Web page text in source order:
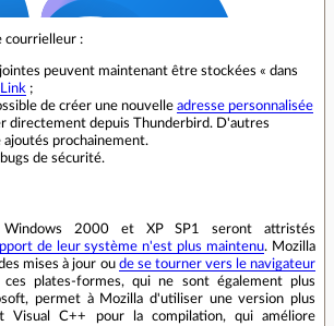
courrielleur :
jointes peuvent maintenant être stockées « dans
;
de créer une nouvelle adresse personnalisée
directement depuis Thunderbird. D'autres
prochainement.
de sécurité.
Windows 2000 et XP SP1 seront attristés
de leur système n'est plus maintenu. Mozilla
mises à jour ou de se tourner vers le navigateur
ces plates-formes, qui ne sont également plus
permet à Mozilla d'utiliser une version plus
Visual C++ pour la compilation, qui améliore